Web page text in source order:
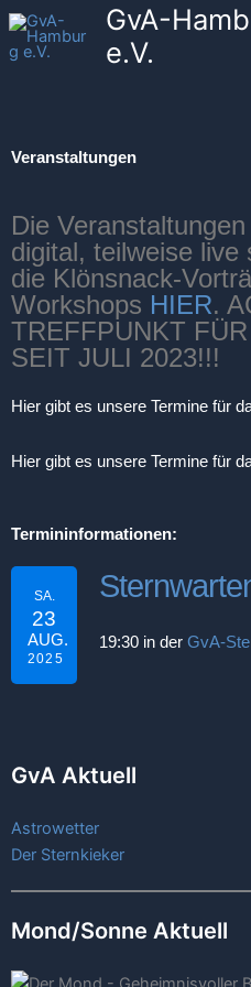
Zum
Inhalt
springen
GvA-
e.V.
Veranstaltungen
Die
digital, teilweise
die Klönsnack-
Workshops HIER.
TREFFPUNKT
SEIT JULI 2023!!!
Hier gibt es unsere Termine für
Hier gibt es unsere Termine für
Termininformationen:
SA.
23
AUG.
2025
19:30 in der GvA-
GvA Aktuell
Astrowetter
Der Sternkieker
Mond/Sonne Aktuell